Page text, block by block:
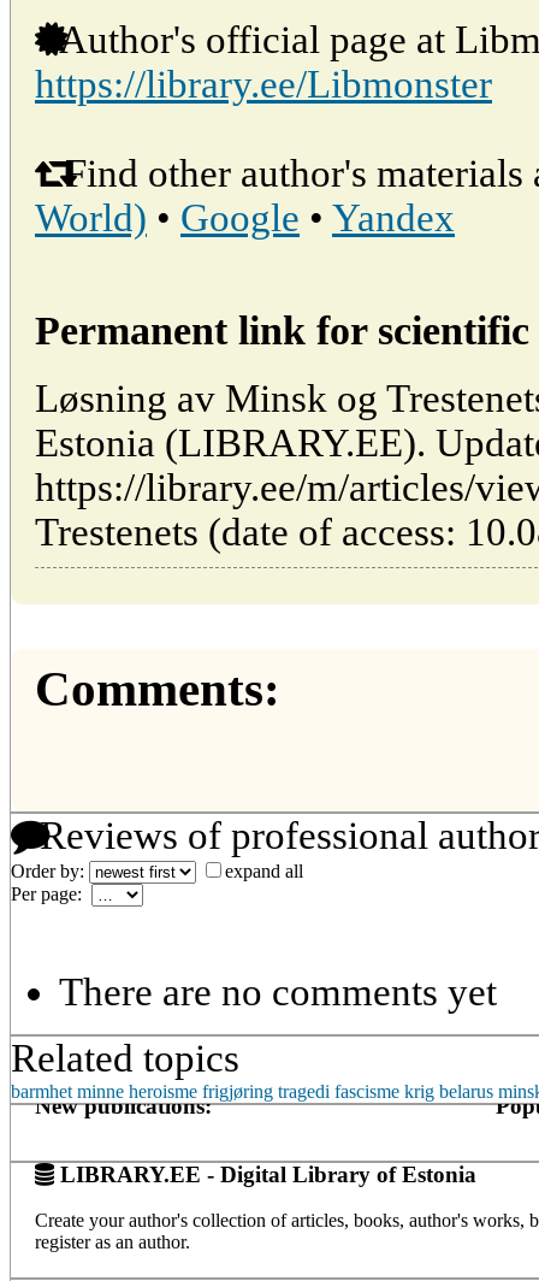
Author's official page at
https://library.ee/Libmonster
Find other author's materials
World) • Google • Yandex
Permanent link for
Løsning av Minsk og
Estonia (LIBRARY.EE).
https://library.ee/m/articles/
Trestenets (date of access:
Comments:
Reviews of professional
Order by:
expand all
Per page:
There are no comments yet
Related topics
barmhet minne heroisme frigjøring tragedi fascisme krig belarus
New publications:
LIBRARY.EE - Digital Library of Estonia
Create your author's collection of articles, books, author's
register as an author.